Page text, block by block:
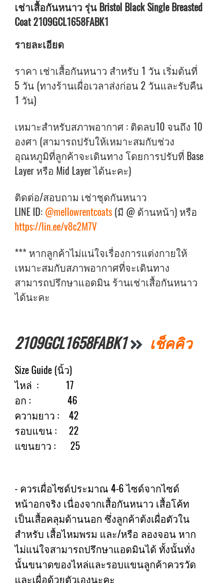
เช่าเสื้อกันหนาว รุ่น Bristol Black Single Breasted
Coat 2109GCL1658FABK1
รายละเอียด
ราคา เช่าเสื้อกันหนาว สำหรับ 1 วัน เริ่มต้นที่
5 วัน (ทางร้านเผื่อเวลาส่งก่อน 2 วันและรับคืน
1 วัน)
เหมาะสำหรับสภาพอากาศ : ติดลบ10 จนถึง 10
องศา (สามารถปรับให้เหมาะสมกับช่วง
อุณหภูมิที่ลูกค้าจะเดินทาง โดยการปรับที่ Base
Layer หรือ Mid Layer ได้นะคะ)
ติดต่อ/สอบถาม เช่าชุดกันหนาว
LINE ID: @mellowrentcoats (มี @ ด้านหน้า) หรือ
https://lin.ee/v8c2M7V
*** หากลูกค้าไม่แน่ใจเรื่องการแต่งกายให้
เหมาะสมกับสภาพอากาศที่จะเดินทาง
สามารถปรึกษาแอดมิน ร้านเช่าเสื้อกันหนาว
ได้นะคะ
2109GCL1658FABK1 เช็คคิว
Size Guide (นิ้ว)
ไหล่ : 17
อก : 46
ความยาว : 42
รอบแขน : 22
แขนยาว : 25
- ควรเผื่อไซด์ประมาณ 4-6 ไซด์จากไซด์
หน้าอกจริง เนื่องจากเสื้อกันหนาว เสื้อโค้ท
เป็นเสื้อคลุมด้านนอก ซึ่งลูกค้าต้งเผื่อตัวใน
สำหรับ เสื้อไหมพรม และ/หรือ ลองจอน หาก
ไม่แน่ใจสามารถปรึกษาแอดมินได้ ทั้งนั้นทั่ง
นั้นขนาดของไหล่และรอบแขนลูกค้าควรวัด
และเผื่อด้วยตัวเองนะคะ